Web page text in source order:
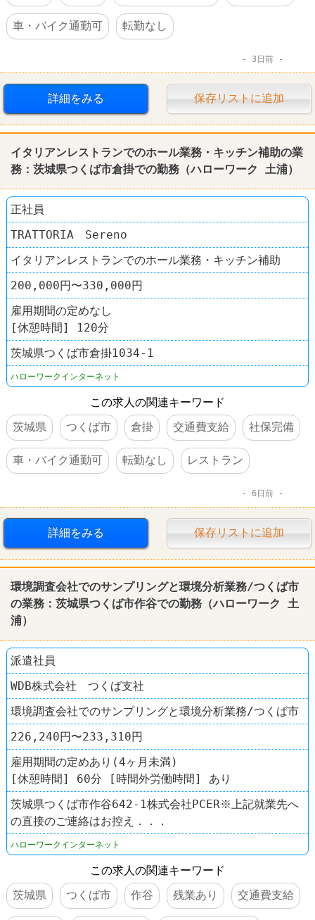
車・バイク通勤可 転勤なし
3日前
詳細をみる 保存リストに追加
イタリアンレストランでのホール業務・キッチン補助の業
務：茨城県つくば市倉掛での勤務（ハローワーク 土浦）
正社員
TRATTORIA Sereno
イタリアンレストランでのホール業務・キッチン補助
200,000円〜330,000円
雇用期間の定めなし
[休憩時間] 120分
茨城県つくば市倉掛1034-1
ハローワークインターネット
この求人の関連キーワード
茨城県
つくば市 倉掛 交通費支給 社保完備
車・バイク通勤可 転勤なし レストラン
6日前
詳細をみる 保存リストに追加
環境調査会社でのサンプリングと環境分析業務/つくば市
の業務：茨城県つくば市作谷での勤務（ハローワーク
土
浦）
派遣社員
WDB株式会社 つくば支社
環境調査会社でのサンプリングと環境分析業務/つくば市
226,240円〜233,310円
雇用期間の定めあり(4ヶ月未満)
[休憩時間] 60分 [時間外労働時間] あり
茨城県つくば市作谷642-1株式会社PCER※上記就業先へ
の直接のご連絡はお控え．．．
ハローワークインターネット
この求人の関連キーワード
茨城県
つくば市 作谷 残業あり 交通費支給